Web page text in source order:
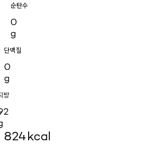
순탄수
0
g
단백질
0
g
방
824kcal